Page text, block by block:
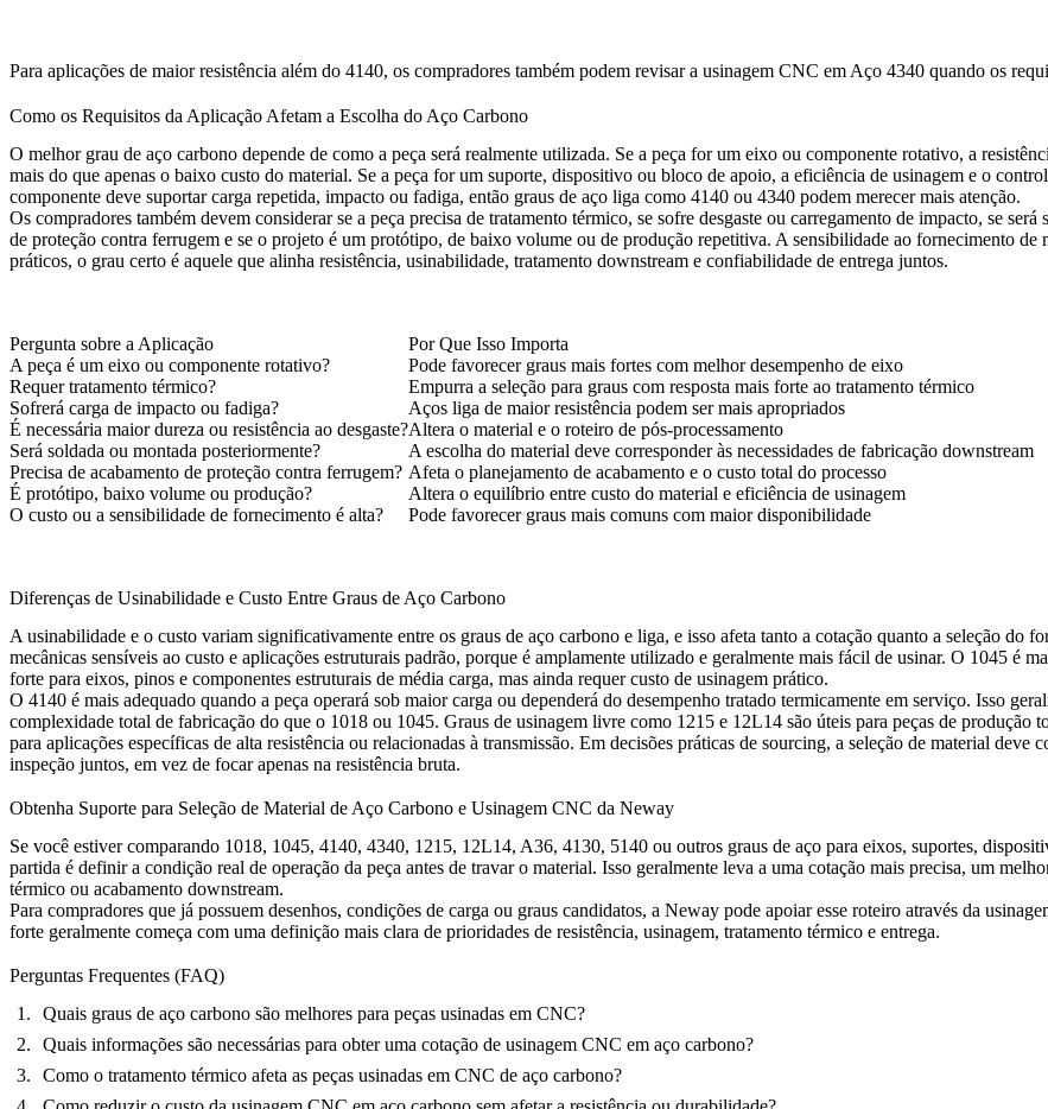
Para aplicações de maior resistência além do 4140, os compradores também podem revisar a usinagem CNC em Aço 4340 quando os
Como os Requisitos da Aplicação Afetam a Escolha do Aço Carbono
O melhor grau de aço carbono depende de como a peça será realmente utilizada. Se a peça for um eixo ou componente rotativo, a
mais do que apenas o baixo custo do material. Se a peça for um suporte, dispositivo ou bloco de apoio, a eficiência de usinagem e o
componente deve suportar carga repetida, impacto ou fadiga, então graus de aço liga como 4140 ou 4340 podem merecer mais atenção.
Os compradores também devem considerar se a peça precisa de tratamento térmico, se sofre desgaste ou carregamento de impacto, se
de proteção contra ferrugem e se o projeto é um protótipo, de baixo volume ou de produção repetitiva. A sensibilidade ao fornecimento
práticos, o grau certo é aquele que alinha resistência, usinabilidade, tratamento downstream e confiabilidade de entrega juntos.
Pergunta sobre a Aplicação
Por Que Isso Importa
A peça é um eixo ou componente rotativo?
Pode favorecer graus mais fortes com melhor desempenho de eixo
Requer tratamento térmico?
Empurra a seleção para graus com resposta mais forte ao tratamento térmico
Sofrerá carga de impacto ou fadiga?
Aços liga de maior resistência podem ser mais apropriados
É necessária maior dureza ou resistência ao desgaste?Altera o material e o roteiro de pós-processamento
Será soldada ou montada posteriormente?
A escolha do material deve corresponder às necessidades de fabricação downstream
Precisa de acabamento de proteção contra ferrugem? Afeta o planejamento de acabamento e o custo total do processo
É protótipo, baixo volume ou produção?
Altera o equilíbrio entre custo do material e eficiência de usinagem
O custo ou a sensibilidade de fornecimento é alta?
Pode favorecer graus mais comuns com maior disponibilidade
Diferenças de Usinabilidade e Custo Entre Graus de Aço Carbono
A usinabilidade e o custo variam significativamente entre os graus de aço carbono e liga, e isso afeta tanto a cotação quanto a seleção do
mecânicas sensíveis ao custo e aplicações estruturais padrão, porque é amplamente utilizado e geralmente mais fácil de usinar. O 1045 é
forte para eixos, pinos e componentes estruturais de média carga, mas ainda requer custo de usinagem prático.
O 4140 é mais adequado quando a peça operará sob maior carga ou dependerá do desempenho tratado termicamente em serviço. Isso
complexidade total de fabricação do que o 1018 ou 1045. Graus de usinagem livre como 1215 e 12L14 são úteis para peças de produção
para aplicações específicas de alta resistência ou relacionadas à transmissão. Em decisões práticas de sourcing, a seleção de material
inspeção juntos, em vez de focar apenas na resistência bruta.
Obtenha Suporte para Seleção de Material de Aço Carbono e Usinagem CNC da Neway
Se você estiver comparando 1018, 1045, 4140, 4340, 1215, 12L14, A36, 4130, 5140 ou outros graus de aço para eixos, suportes,
partida é definir a condição real de operação da peça antes de travar o material. Isso geralmente leva a uma cotação mais precisa, um
térmico ou acabamento downstream.
Para compradores que já possuem desenhos, condições de carga ou graus candidatos, a Neway pode apoiar esse roteiro através da
forte geralmente começa com uma definição mais clara de prioridades de resistência, usinagem, tratamento térmico e entrega.
Perguntas Frequentes (FAQ)
Quais graus de aço carbono são melhores para peças usinadas em CNC?
Quais informações são necessárias para obter uma cotação de usinagem CNC em aço carbono?
Como o tratamento térmico afeta as peças usinadas em CNC de aço carbono?